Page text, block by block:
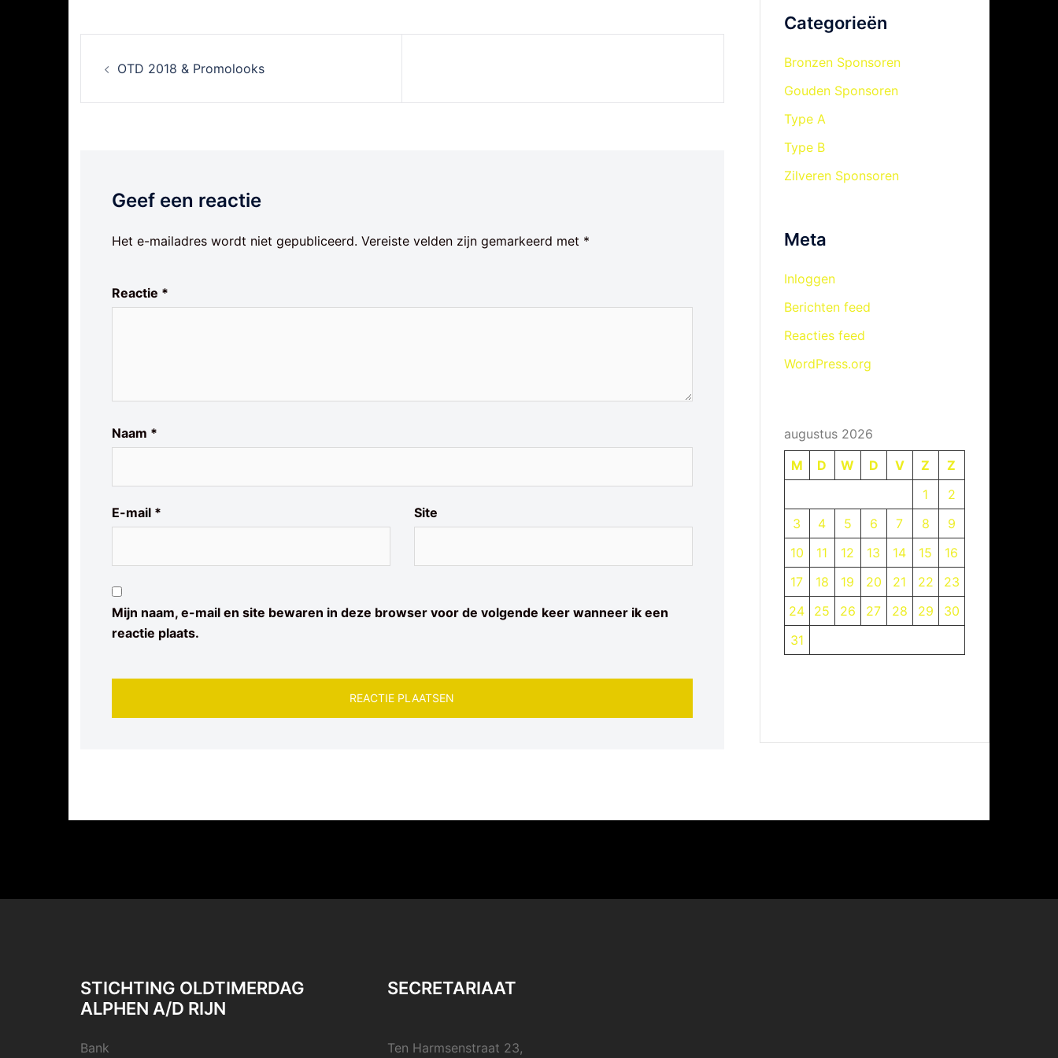
OTD 2018 & Promolooks
Geef een reactie
Het e-mailadres wordt niet gepubliceerd. Vereiste velden zijn gemarkeerd met *
Reactie *
Naam *
E-mail * Site
Mijn naam, e-mail en site bewaren in deze browser voor de volgende keer wanneer ik een
reactie plaats.
Categorieën
Bronzen Sponsoren
Gouden Sponsoren
Type A
Type B
Zilveren Sponsoren
Meta
Inloggen
Berichten feed
Reacties feed
WordPress.org
augustus 2026
M
D W D V Z
Z
1
2
3
4 5 6 7 8
9
10
11 12 13 14 15
16
17
18 19 20 21 22
23
24
25 26 27 28 29
30
31
STICHTING OLDTIMERDAG
ALPHEN A/D RIJN
Bank
SECRETARIAAT
Ten Harmsenstraat 23,